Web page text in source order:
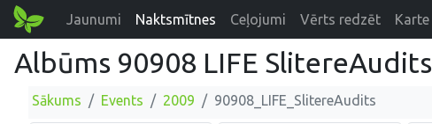
Jaunumi Naktsmītnes Ceļojumi Vērts redzēt Karte
Albūms 90908 LIFE SlitereAudits
Sākums Events 2009 90908_LIFE_SlitereAudits